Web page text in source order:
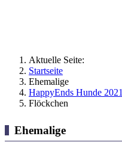
Aktuelle Seite:
Startseite
Ehemalige
HappyEnds Hunde 2021
Flöckchen
Ehemalige